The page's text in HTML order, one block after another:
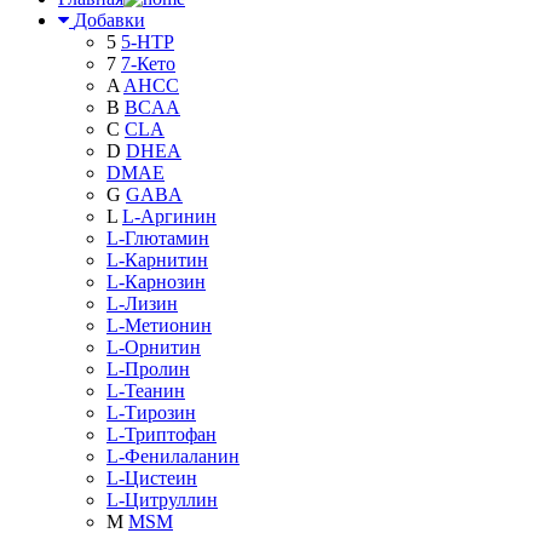
Добавки
5 5-HTP
7 7-Кето
A AHCC
B BCAA
C CLA
D DHEA
DMAE
G GABA
L L-Аргинин
L-Глютамин
L-Карнитин
L-Карнозин
L-Лизин
L-Метионин
L-Орнитин
L-Пролин
L-Теанин
L-Тирозин
L-Триптофан
L-Фенилаланин
L-Цистеин
L-Цитруллин
M MSM